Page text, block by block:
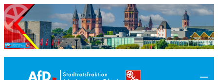
Zum
Inhalt
springen